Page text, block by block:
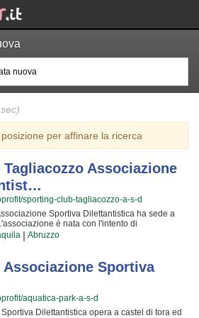
per affinare la ricerca
Associazione
sporting-club-tagliacozzo-a-s-d
Sportiva Dilettantistica ha sede a
è nata con l'intento di
il benessere delle persone organizzando corsi
e ragazzi). Le loro attività servono a
e fisiche ed a sono utili a il proprio aspetto
sicurezza individuale operando anche
istruttori sono i migliori della provincia e si
alle lezioni {text_aff3} per
e professionalità ai loro iscritti. Il risultato e il
aerobica rendono questa attività davvero
sarete partiti, non potrete più farne a meno!
| Abruzzo
Associazione Sportiva
aquatica-park-a-s-d
Dilettantistica opera a castel di tora ed